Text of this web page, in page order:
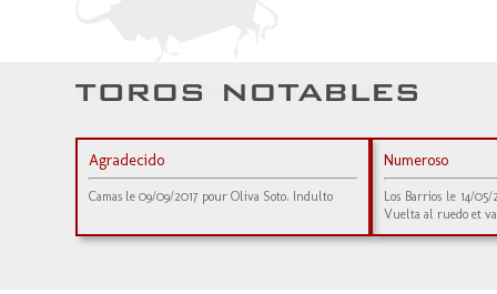
Agradecido
Camas le 09/09/2017 pour Oliva Soto. Indulto
Numeroso
Los Barrios le 14/
Vuelta al ruedo et